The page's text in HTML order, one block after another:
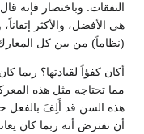
النفقات. وباختصار فإنه
هي الأفضل، والأكثر
(نظاماً) من بين كل
أكان كفؤاً لقيادتها؟ ربما
مما تحتاجه مثل هذه
هذه السن قد أَلِفَ بالفعل
أن نفترض أنه ربما كان